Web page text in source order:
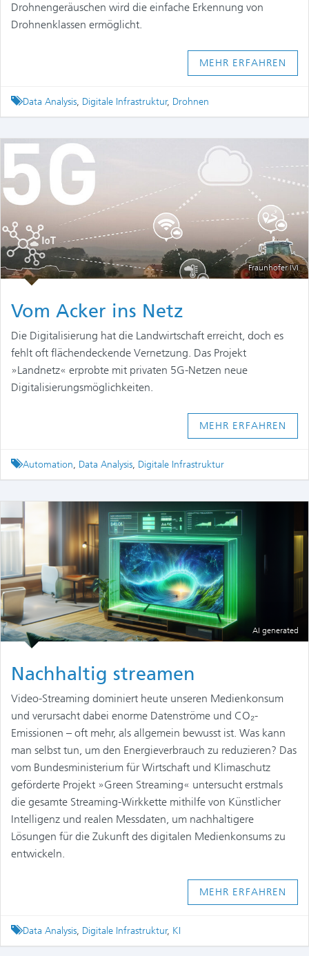
Drohnengeräuschen wird die einfache Erkennung von
Drohnenklassen ermöglicht.
MEHR ERFAHREN
Tagged
Data Analysis, Digitale Infrastruktur, Drohnen
Fraunhofer IVI
Vom Acker ins Netz
Die Digitalisierung hat die Landwirtschaft erreicht, doch es
fehlt oft flächendeckende Vernetzung. Das Projekt
»Landnetz« erprobte mit privaten 5G-Netzen neue
Digitalisierungsmöglichkeiten.
MEHR ERFAHREN
Tagged
Automation, Data Analysis, Digitale Infrastruktur
AI generated
Nachhaltig streamen
Video-Streaming dominiert heute unseren Medienkonsum
und verursacht dabei enorme Datenströme und CO₂-
Emissionen – oft mehr, als allgemein bewusst ist. Was kann
man selbst tun, um den Energieverbrauch zu reduzieren? Das
vom Bundesministerium für Wirtschaft und Klimaschutz
geförderte Projekt »Green Streaming« untersucht erstmals
die gesamte Streaming-Wirkkette mithilfe von Künstlicher
Intelligenz und realen Messdaten, um nachhaltigere
Lösungen für die Zukunft des digitalen Medienkonsums zu
entwickeln.
MEHR ERFAHREN
Tagged
Data Analysis, Digitale Infrastruktur, KI